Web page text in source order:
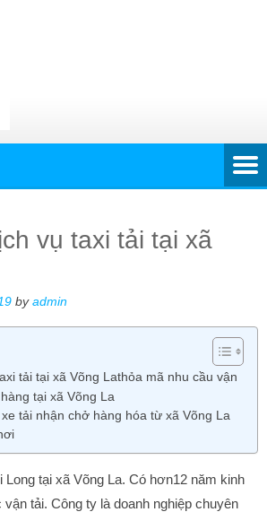
vụ taxi tải tại xã
byadmin
tải tại xã Võng Lathỏa mã nhu cầu vận
tại xã Võng La
xe tải nhận chở hàng hóa từ xã Võng La
Long tại xã Võng La. Có hơn12 năm kinh
tải. Công ty là doanh nghiệp chuyên